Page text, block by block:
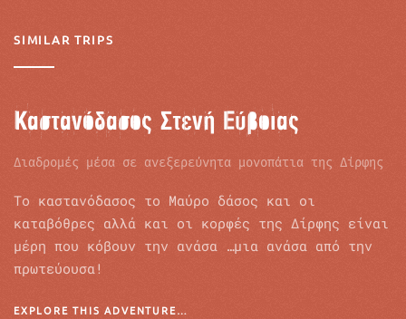
SIMILAR TRIPS
Καστανόδασος Στενή Εύβοιας
Διαδρομές μέσα σε ανεξερεύνητα μονοπάτια της Δίρφης
Το καστανόδασος το Μαύρο δάσος και οι
καταβόθρες αλλά και οι κορφές της Δίρφης είναι
μέρη που κόβουν την ανάσα …μια ανάσα από την
πρωτεύουσα!
EXPLORE THIS ADVENTURE…